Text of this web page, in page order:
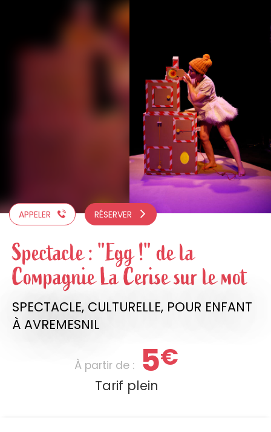
contenu
APPELER RÉSERVER
Spectacle : "Egg !" de la
Compagnie La Cerise sur le mot
SPECTACLE, CULTURELLE, POUR ENFANT
À AVREMESNIL
À partir de : 5€
Tarif plein